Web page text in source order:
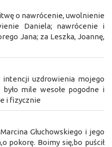
o nawrócenie, uwolnienie
Daniela; nawrócenie i
Jana; za Leszka, Joannę,
uzdrowienia mojego
mile wesołe pogodne i
i fizycznie
Głuchowskiego i jego
pokorę. Boimy się,bo puścił